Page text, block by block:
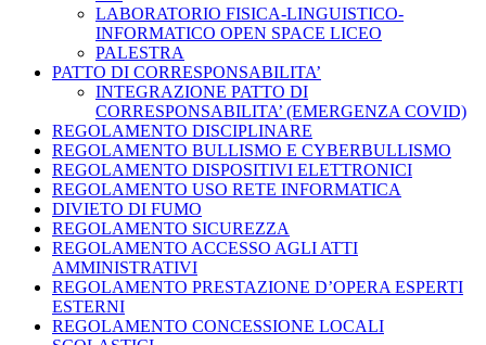
LABORATORIO FISICA-LINGUISTICO-
INFORMATICO OPEN SPACE LICEO
PALESTRA
PATTO DI CORRESPONSABILITA’
INTEGRAZIONE PATTO DI
CORRESPONSABILITA’ (EMERGENZA COVID)
REGOLAMENTO DISCIPLINARE
REGOLAMENTO BULLISMO E CYBERBULLISMO
REGOLAMENTO DISPOSITIVI ELETTRONICI
REGOLAMENTO USO RETE INFORMATICA
DIVIETO DI FUMO
REGOLAMENTO SICUREZZA
REGOLAMENTO ACCESSO AGLI ATTI
AMMINISTRATIVI
REGOLAMENTO PRESTAZIONE D’OPERA ESPERTI
ESTERNI
REGOLAMENTO CONCESSIONE LOCALI